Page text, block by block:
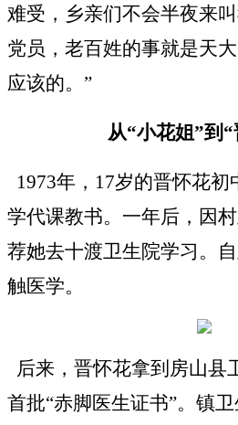
难受，乡亲们不会半夜来
党员，老百姓的事就是天
应该的。”
从“小花姐”到
1973年，17岁的晋怀花
学代课教书。一年后，因
荐她去十渡卫生院学习。
触医学。
后来，晋怀花拿到房山县
首批“赤脚医生证书”。镇